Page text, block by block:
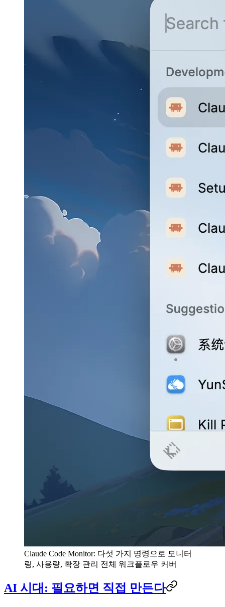
Claude Code Monitor: 다섯 가지 명령으로 모니터
링, 사용량, 확장 관리 전체 워크플로우 커버
AI 시대: 필요하면 직접 만든다